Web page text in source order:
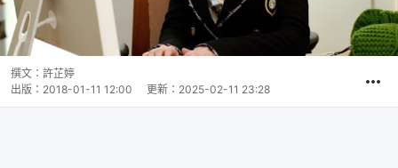
撰文： 許芷婷
出版： 2018-01-11 12:00 更新： 2025-02-11 23:28